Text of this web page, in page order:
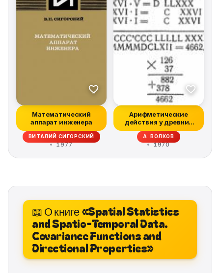
Математический
аппарат инженера
ВИТАЛИЙ СИГОРСКИЙ
1977
Арифметические
действия у древних
римлян
А. ВОЛКОВ
1970
📖 О книге «Spatial Statistics
and Spatio-Temporal Data.
Covariance Functions and
Directional Properties»